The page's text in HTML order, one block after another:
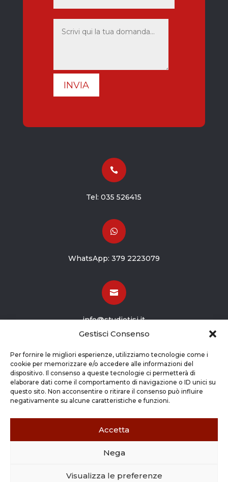
Gestisci Consenso
Per fornire le migliori esperienze, utilizziamo tecnologie come i
cookie per memorizzare e/o accedere alle informazioni del
dispositivo. Il consenso a queste tecnologie ci permetterà di
elaborare dati come il comportamento di navigazione o ID unici su
questo sito. Non acconsentire o ritirare il consenso può influire
negativamente su alcune caratteristiche e funzioni.
Accetta
Nega
Visualizza le preferenze
INVIA

Tel:035 526415

WhatsApp: 379 2223079

info@studiotisi.it

Viale Europa 8
Grassobbio BG (24050)
Copyright © 2026 STUDIO TISI SRL –
03263800165 |Credits| Cookie Policy